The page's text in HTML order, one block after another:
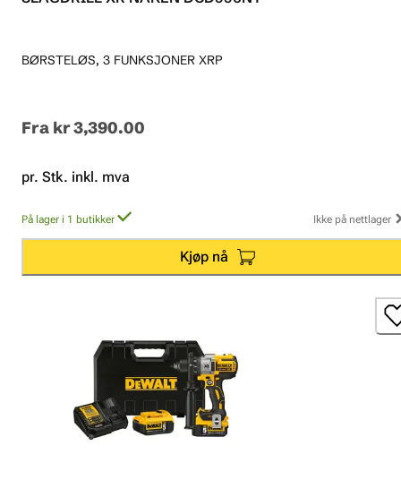
BØRSTELØS, 3 FUNKSJONER XRP
Fra kr 3,390.00
pr. Stk. inkl. mva
På lager i 1 butikker Ikke på nettlager
Kjøp nå